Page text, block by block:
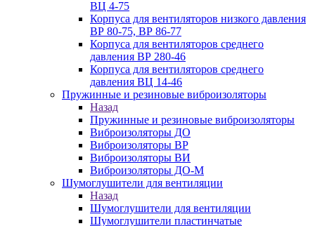
ВЦ 4-75
Корпуса для вентиляторов низкого давления
ВР 80-75, ВР 86-77
Корпуса для вентиляторов среднего
давления ВР 280-46
Корпуса для вентиляторов среднего
давления ВЦ 14-46
Пружинные и резиновые виброизоляторы
Назад
Пружинные и резиновые виброизоляторы
Виброизоляторы ДО
Виброизоляторы ВР
Виброизоляторы ВИ
Виброизоляторы ДО-М
Шумоглушители для вентиляции
Назад
Шумоглушители для вентиляции
Шумоглушители пластинчатые